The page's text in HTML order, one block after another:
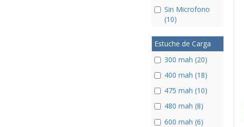
Sin Microfono
(10)
Estuche de Carga
300 mah (20)
400 mah (18)
475 mah (10)
480 mah (8)
600 mah (6)